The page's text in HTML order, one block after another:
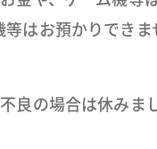
はお預かりでき
良の場合は休みま